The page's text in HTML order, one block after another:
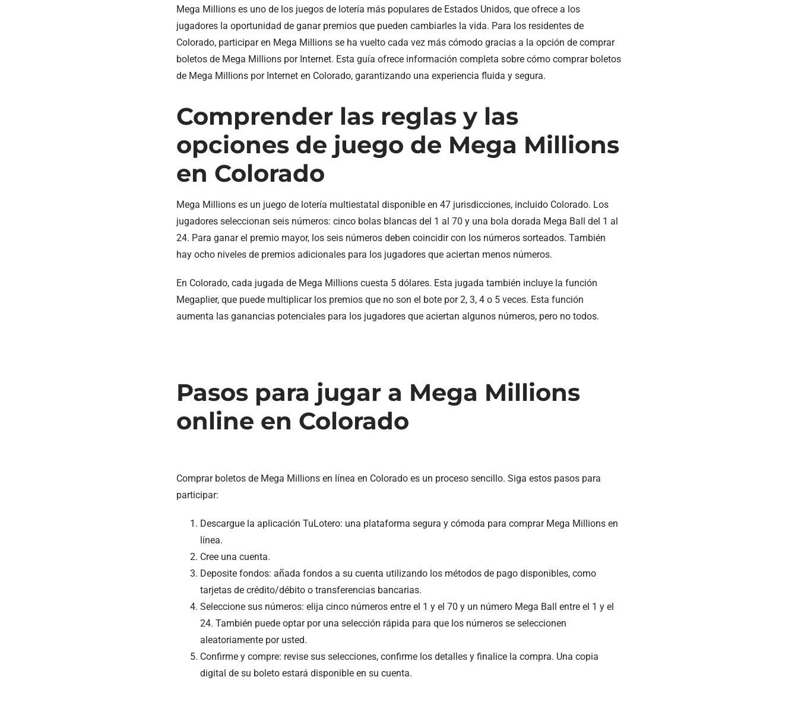
Mega Millions es uno de los juegos de lotería más populares de Estados Unidos, que ofrece a los
jugadores la oportunidad de ganar premios que pueden cambiarles la vida. Para los residentes de
Colorado, participar en Mega Millions se ha vuelto cada vez más cómodo gracias a la opción de comprar
boletos de Mega Millions por Internet. Esta guía ofrece información completa sobre cómo comprar boletos
de Mega Millions por Internet en Colorado, garantizando una experiencia fluida y segura.
Comprender las reglas y las
opciones de juego de Mega Millions
en Colorado
Mega Millions es un juego de lotería multiestatal disponible en 47 jurisdicciones, incluido Colorado. Los
jugadores seleccionan seis números: cinco bolas blancas del 1 al 70 y una bola dorada Mega Ball del 1 al
24. Para ganar el premio mayor, los seis números deben coincidir con los números sorteados. También
hay ocho niveles de premios adicionales para los jugadores que aciertan menos números.
En Colorado, cada jugada de Mega Millions cuesta 5 dólares. Esta jugada también incluye la función
Megaplier, que puede multiplicar los premios que no son el bote por 2, 3, 4 o 5 veces. Esta función
aumenta las ganancias potenciales para los jugadores que aciertan algunos números, pero no todos.
Pasos para jugar a Mega Millions
online en Colorado
Comprar boletos de Mega Millions en línea en Colorado es un proceso sencillo. Siga estos pasos para
participar:
Descargue la aplicación TuLotero: una plataforma segura y cómoda para comprar Mega Millions en
línea.
Cree una cuenta.
Deposite fondos: añada fondos a su cuenta utilizando los métodos de pago disponibles, como
tarjetas de crédito/débito o transferencias bancarias.
Seleccione sus números: elija cinco números entre el 1 y el 70 y un número Mega Ball entre el 1 y el
24. También puede optar por una selección rápida para que los números se seleccionen
aleatoriamente por usted.
Confirme y compre: revise sus selecciones, confirme los detalles y finalice la compra. Una copia
digital de su boleto estará disponible en su cuenta.